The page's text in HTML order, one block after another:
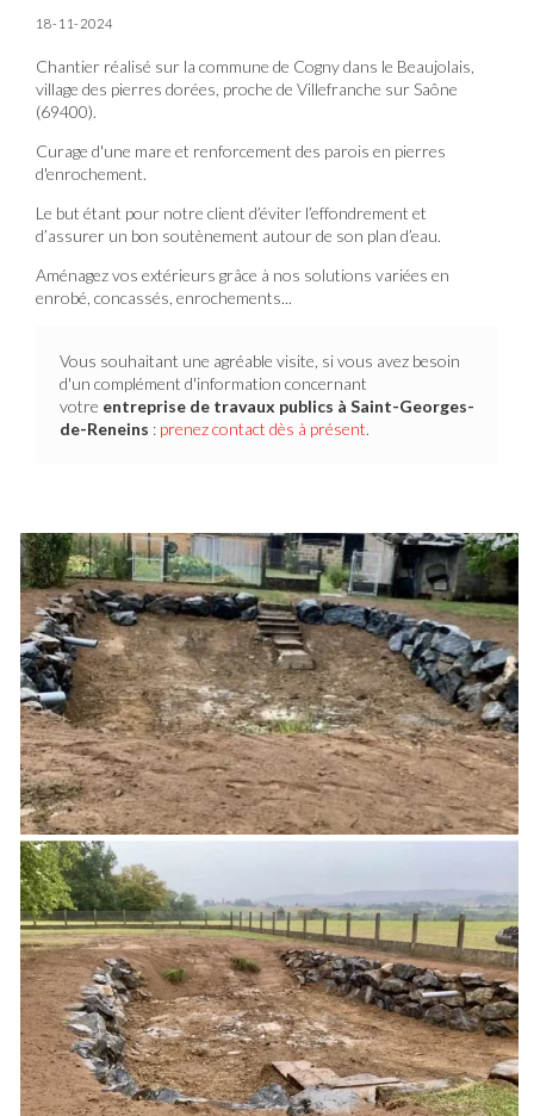
18-11-2024
Chantier réalisé sur la commune de Cogny dans le Beaujolais,
village des pierres dorées, proche de Villefranche sur Saône
(69400).
Curage d'une mare et renforcement des parois en pierres
d'enrochement.
Le but étant pour notre client d’éviter l’effondrement et
d’assurer un bon soutènement autour de son plan d’eau.
Aménagez vos extérieurs grâce à nos solutions variées en
enrobé, concassés, enrochements...
Vous souhaitant une agréable visite, si vous avez besoin
d'un complément d'information concernant
votre entreprise de travaux publics à Saint-Georges-
de-Reneins : prenez contact dès à présent.